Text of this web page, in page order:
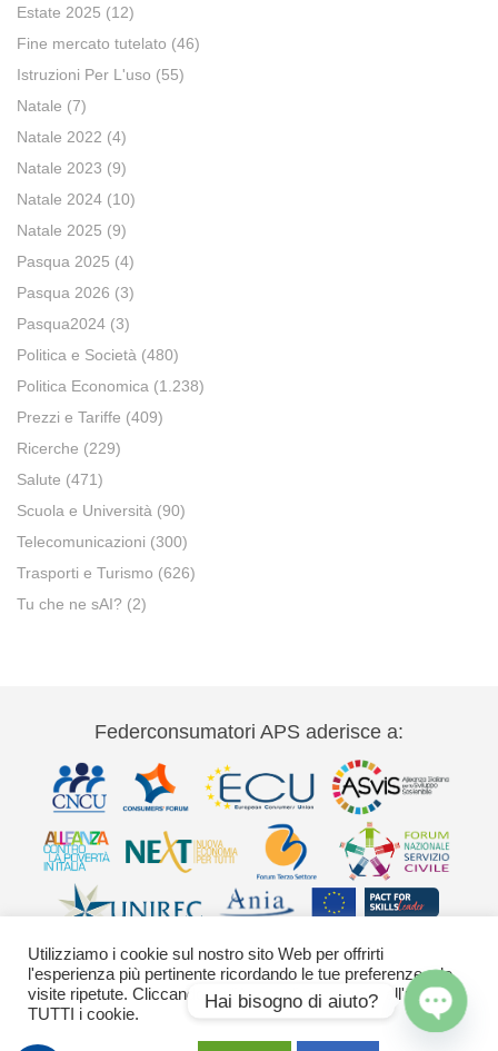
Estate 2025 (12)
Fine mercato tutelato (46)
Istruzioni Per L'uso (55)
Natale (7)
Natale 2022 (4)
Natale 2023 (9)
Natale 2024 (10)
Natale 2025 (9)
Pasqua 2025 (4)
Pasqua 2026 (3)
Pasqua2024 (3)
Politica e Società (480)
Politica Economica (1.238)
Prezzi e Tariffe (409)
Ricerche (229)
Salute (471)
Scuola e Università (90)
Telecomunicazioni (300)
Trasporti e Turismo (626)
Tu che ne sAI? (2)
Federconsumatori APS aderisce a:
Via Palestro 11 00185 Roma - tel 06
Utilizziamo i cookie sul nostro sito Web per offrirti
l'esperienza più pertinente ricordando le tue preferenze e le
visite ripetute. Cliccando su "Accetta" acconsenti all'uso di
TUTTI i cookie.
Hai bisogno di aiuto?